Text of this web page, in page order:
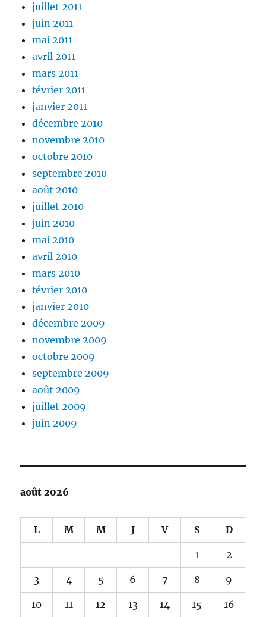
juillet 2011
juin 2011
mai 2011
avril 2011
mars 2011
février 2011
janvier 2011
décembre 2010
novembre 2010
octobre 2010
septembre 2010
août 2010
juillet 2010
juin 2010
mai 2010
avril 2010
mars 2010
février 2010
janvier 2010
décembre 2009
novembre 2009
octobre 2009
septembre 2009
août 2009
juillet 2009
juin 2009
août 2026
L M M J V S D
1 2
3 4 5 6 7 8 9
10 11 12 13 14 15 16